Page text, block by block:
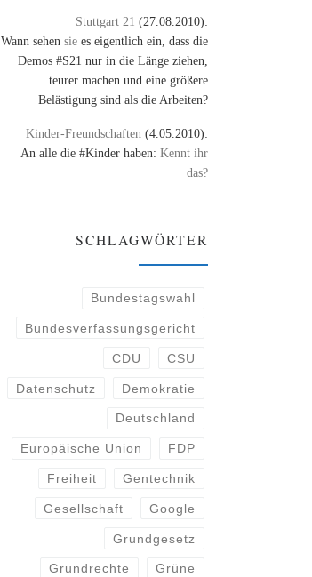
Stuttgart 21 (27.08.2010):
Wann sehen sie es eigentlich ein, dass die
Demos #S21 nur in die Länge ziehen,
teurer machen und eine größere
Belästigung sind als die Arbeiten?
Kinder-Freundschaften (4.05.2010):
An alle die #Kinder haben: Kennt ihr
das?
SCHLAGWÖRTER
Bundestagswahl
Bundesverfassungsgericht
CDU CSU
Datenschutz Demokratie
Deutschland
Europäische Union FDP
Freiheit Gentechnik
Gesellschaft Google
Grundgesetz
Grundrechte Grüne